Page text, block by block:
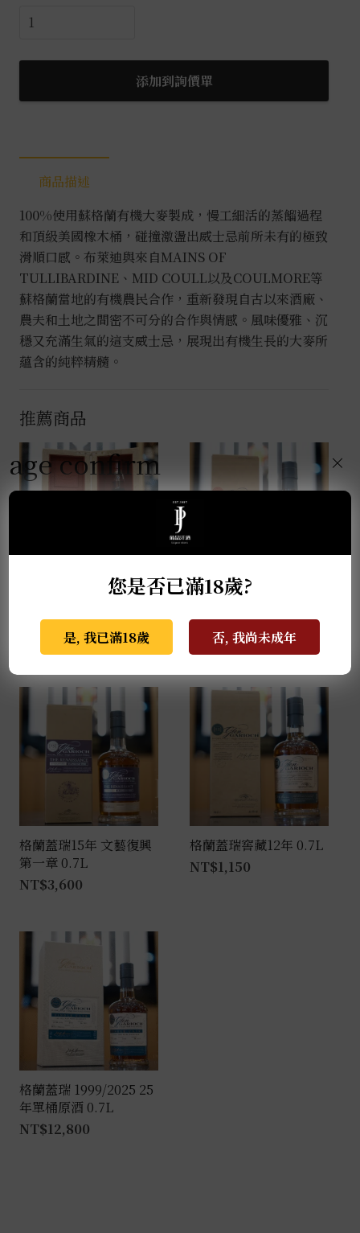
布
迪
典
0.7L
添加到詢價單
商品描述
100%使用蘇格蘭有機大麥製成，慢工細活的蒸餾過程
和頂級美國橡木桶，碰撞激盪出威士忌前所未有的極致
滑順口感。布萊迪與來自MAINS OF
TULLIBARDINE、MID COULL以及COULMORE等
蘇格蘭當地的有機農民合作，重新發現自古以來酒廠、
農夫和土地之間密不可分的合作與情感。風味優雅、沉
穩又充滿生氣的這支威士忌，展現出有機生長的大麥所
蘊含的純粹精髓。
推薦商品
麥卡倫THE RED
COLLECTION 50年
格蘭蓋瑞典藏特級單一
麥芽威士忌 0.7L
NT$940
格蘭蓋瑞15年 文藝復興
第一章 0.7L
NT$3,600
格蘭蓋瑞窖藏12年 0.7L
NT$1,150
格蘭蓋瑞 1999/2025 25
年單桶原酒 0.7L
NT$12,800
age confirm
您是否已滿18歲?
是, 我已滿18歲 否, 我尚未成年
×